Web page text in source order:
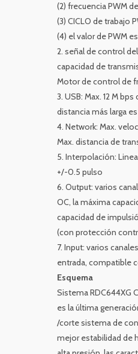
(2) frecuencia PWM
(3) CICLO de trabajo
(4) el valor de PWM
2. señal de control
capacidad de
Motor de control de
3. USB: Max. 12 M
distancia más larga
4. Network: Max.
Max. distancia de
5. Interpolación:
+/-0.5 pulso
6. Output: varios
OC, la máxima
capacidad de
(con protección
7. Input: varios
entrada, compatible
Esquema
Sistema RDC644XG
es la última
/corte sistema de
mejor estabilidad de